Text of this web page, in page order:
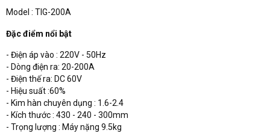
Model : TIG-200A
Đặc điểm nổi bật
- Điện áp vào : 220V - 50Hz
- Dòng điện ra: 20-200A
- Điện thế ra: DC 60V
- Hiệu suất :60%
- Kim hàn chuyên dụng : 1.6-2.4
- Kích thước : 430 - 240 - 300mm
- Trọng lượng : Máy nặng 9.5kg